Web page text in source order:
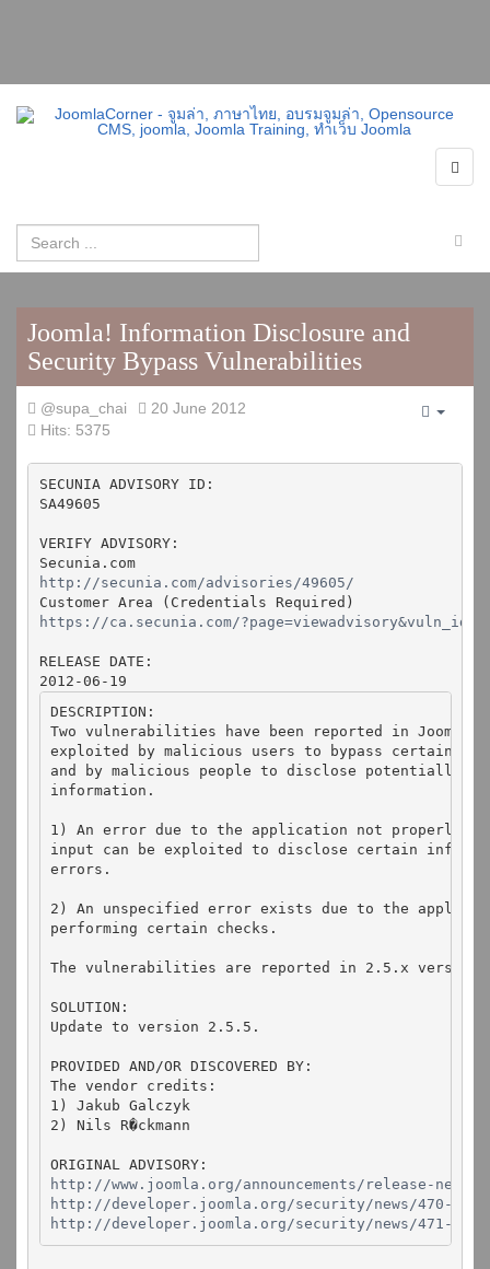
Joomla! Information Disclosure and
Security Bypass Vulnerabilities
@supa_chai
20 June 2012
Hits: 5375
SECUNIA ADVISORY ID:
SA49605
VERIFY ADVISORY:
Secunia.com
http://secunia.com/advisories/49605/
https://ca.secunia.com/
RELEASE DATE:
2012-06-19
DESCRIPTION:
Two vulnerabilities have been reported in Joomla!,
exploited by malicious users to bypass certain
and by malicious people to disclose potentially
information.
1) An error due to the application not properly
input can be exploited to disclose certain
errors.
2) An unspecified error exists due to the
performing certain checks.
The vulnerabilities are reported in 2.5.x
SOLUTION:
Update to version 2.5.5.
PROVIDED AND/OR DISCOVERED BY:
The vendor credits:
1) Jakub Galczyk
2) Nils R�ckmann
http://www.joomla.org/announcements/release-news/
http://developer.joomla.org/security/news/470-
http://developer.joomla.org/security/news/471-